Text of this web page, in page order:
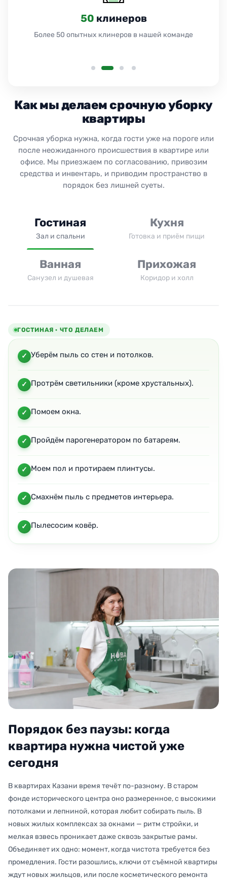
50 клинеров
Более 50 опытных клинеров в нашей команде
Как мы делаем срочную уборку
квартиры
Срочная уборка нужна, когда гости уже на пороге или
после неожиданного происшествия в квартире или
офисе. Мы приезжаем по согласованию, привозим
средства и инвентарь, и приводим пространство в
порядок без лишней суеты.
Гостиная
Зал и спальни
Кухня
Готовка и приём пищи
Ванная
Санузел и душевая
Прихожая
Коридор и холл
ГОСТИНАЯ · ЧТО ДЕЛАЕМ
Уберём пыль со стен и потолков.
Протрём светильники (кроме хрустальных).
Помоем окна.
Пройдём парогенератором по батареям.
Моем пол и протираем плинтусы.
Смахнём пыль с предметов интерьера.
Пылесосим ковёр.
Порядок без паузы: когда
квартира нужна чистой уже
сегодня
В квартирах Казани время течёт по-разному. В старом
фонде исторического центра оно размеренное, с высокими
потолками и лепниной, которая любит собирать пыль. В
новых жилых комплексах за окнами — ритм стройки, и
мелкая взвесь проникает даже сквозь закрытые рамы.
Объединяет их одно: момент, когда чистота требуется без
промедления. Гости разошлись, ключи от съёмной квартиры
ждут новых жильцов, или после косметического ремонта